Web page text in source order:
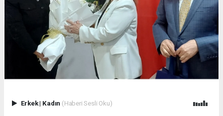
Erkek| Kadın (Haberi Sesli Oku)